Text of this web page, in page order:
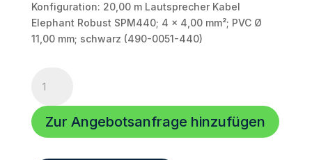
Konfiguration: 20,00 m Lautsprecher Kabel
Elephant Robust SPM440; 4 x 4,00 mm²; PVC Ø
11,00 mm; schwarz (490-0051-440)
Kabel
20,00m
Zur Angebotsanfrage hinzufügen